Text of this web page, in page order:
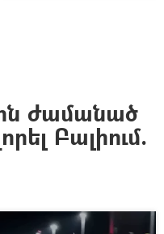
ժամանած
Բալիում.